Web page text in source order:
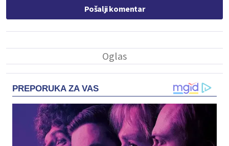
Pošalji komentar
PREPORUKA ZA VAS